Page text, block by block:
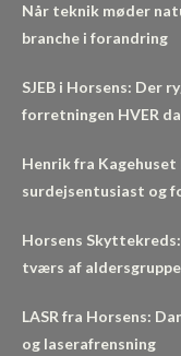
Når teknik møder
branche i forandring
SJEB i Horsens: Der
forretningen HVER
Henrik fra
surdejsentusiast og
Horsens
tværs af
LASR fra Horsens:
og laserafrensning